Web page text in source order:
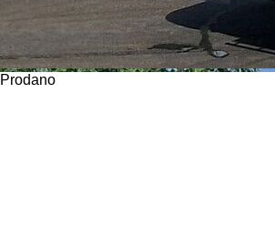
Prodano